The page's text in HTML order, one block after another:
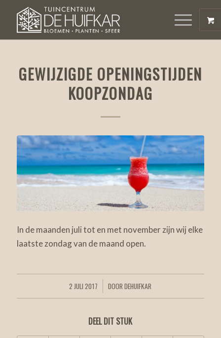
GEWIJZIGDE OPENINGSTIJDEN
KOOPZONDAG
In de maanden juli tot en met november zijn wij elke
laatste zondag van de maand open.
2 JULI 2017
/ DOORDEHUIFKAR
DEEL DIT STUK